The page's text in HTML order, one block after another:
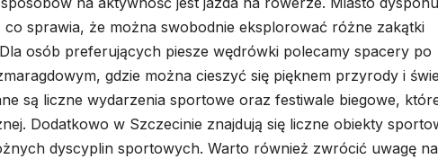
sprawia, że można swobodnie eksplorować różne zakątki
osób preferujących piesze wędrówki polecamy spacery po
gdzie można cieszyć się pięknem przyrody i
są liczne wydarzenia sportowe oraz festiwale biegowe,
Dodatkowo w Szczecinie znajdują się liczne obiekty
dyscyplin sportowych. Warto również zwrócić uwagę na